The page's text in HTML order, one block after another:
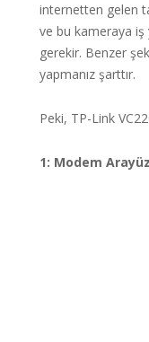
internetten gelen
ve bu kameraya iş
gerekir. Benzer
yapmanız şarttır.
Peki, TP-Link
1: Modem